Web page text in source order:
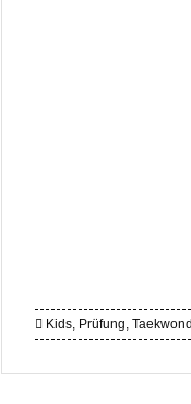
Kids, Prüfung,